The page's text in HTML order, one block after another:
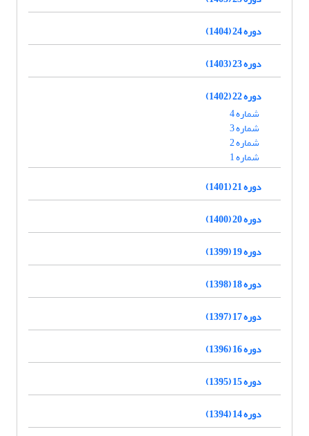
دوره 24 (1404)
دوره 23 (1403)
دوره 22 (1402)
شماره 4
شماره 3
شماره 2
شماره 1
دوره 21 (1401)
دوره 20 (1400)
دوره 19 (1399)
دوره 18 (1398)
دوره 17 (1397)
دوره 16 (1396)
دوره 15 (1395)
دوره 14 (1394)